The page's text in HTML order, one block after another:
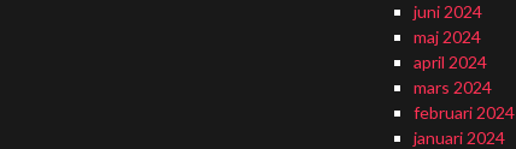
juni 2024
maj 2024
april 2024
mars 2024
februari 2024
januari 2024